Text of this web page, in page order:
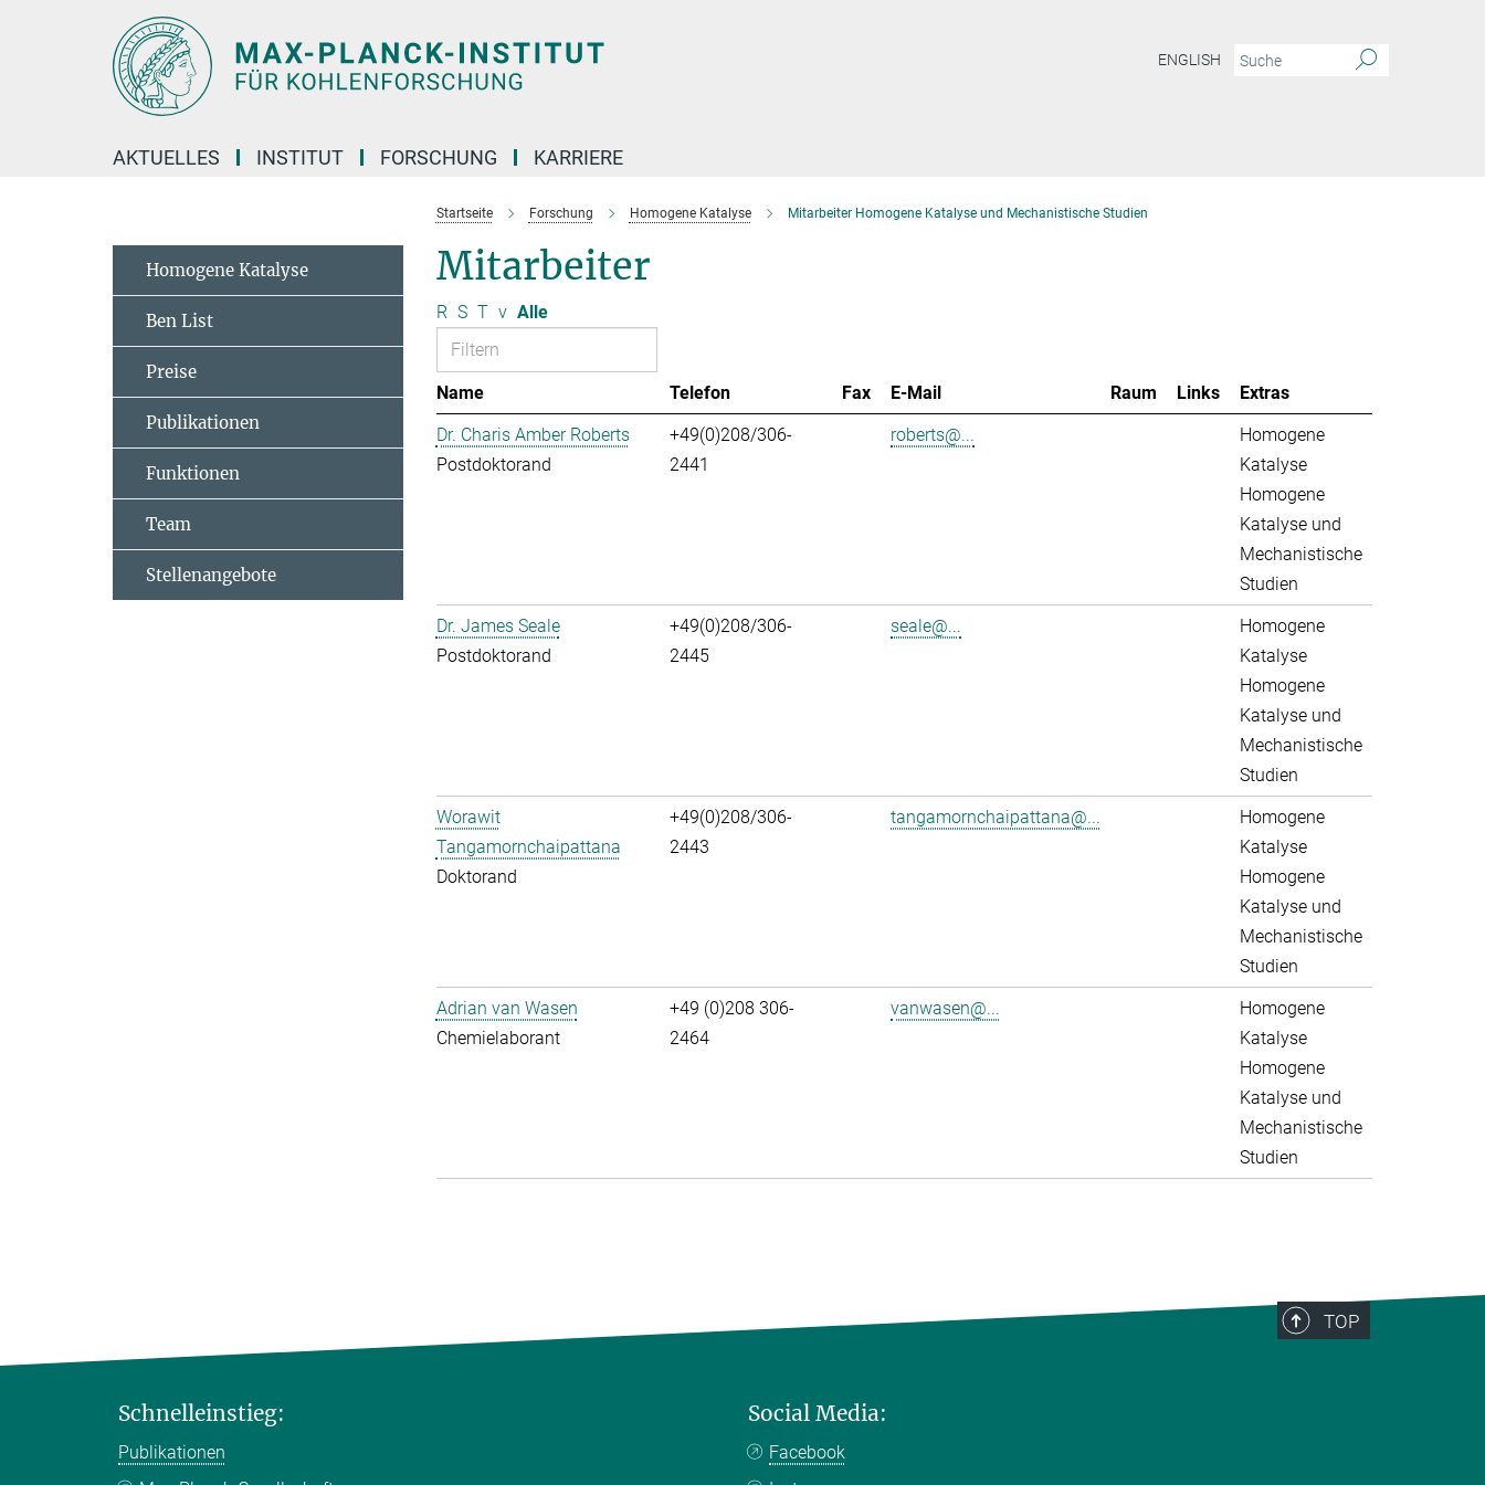
ENGLISH
AKTUELLES INSTITUT FORSCHUNG KARRIERE
Startseite Forschung Homogene Katalyse Mitarbeiter Homogene Katalyse und Mechanistische Studien
Mitarbeiter
R S T v Alle
Name Telefon Fax E-Mail Raum Links
Extras
Dr. Charis Amber Roberts
Postdoktorand
+49(0)208/306-
2441
roberts@...
Homogene
Katalyse
Homogene
Katalyse und
Mechanistische
Studien
Dr. James Seale
Postdoktorand
+49(0)208/306-
2445
seale@...
Homogene
Katalyse
Homogene
Katalyse und
Mechanistische
Studien
Worawit
Tangamornchaipattana
Doktorand
+49(0)208/306-
2443
tangamornchaipattana@...
Homogene
Katalyse
Homogene
Katalyse und
Mechanistische
Studien
Adrian van Wasen
Chemielaborant
+49 (0)208 306-
2464
vanwasen@...
Homogene
Katalyse
Homogene
Katalyse und
Mechanistische
Studien
Homogene Katalyse
Ben List
Preise
Publikationen
Funktionen
Team
Stellenangebote
TOP
Schnelleinstieg:
Publikationen
Social Media:
Facebook